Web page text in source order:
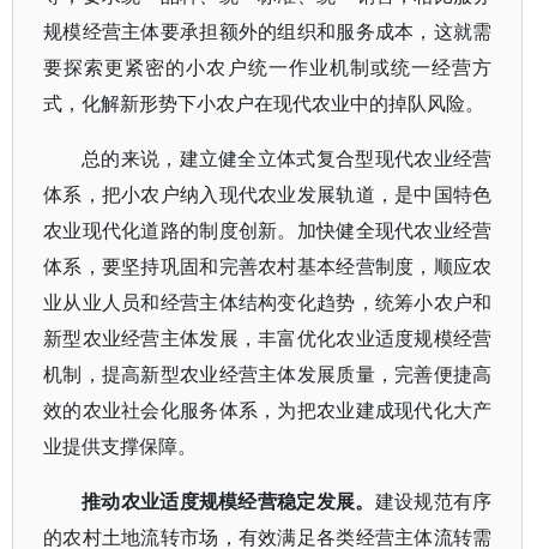
规模经营主体要承担额外的组织和服务成本，这就需
要探索更紧密的小农户统一作业机制或统一经营方
式，化解新形势下小农户在现代农业中的掉队风险。
总的来说，建立健全立体式复合型现代农业经营
体系，把小农户纳入现代农业发展轨道，是中国特色
农业现代化道路的制度创新。加快健全现代农业经营
体系，要坚持巩固和完善农村基本经营制度，顺应农
业从业人员和经营主体结构变化趋势，统筹小农户和
新型农业经营主体发展，丰富优化农业适度规模经营
机制，提高新型农业经营主体发展质量，完善便捷高
效的农业社会化服务体系，为把农业建成现代化大产
业提供支撑保障。
推动农业适度规模经营稳定发展。 建设规范有序
的农村土地流转市场，有效满足各类经营主体流转需